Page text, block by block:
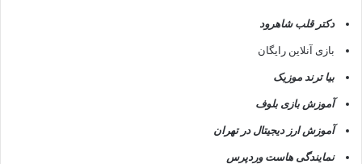
دکتر قلب شاهرود
بازی آنلاین رایگان
بیا ترند موزیک
آموزش بازی بلوف
آموزش ارز دیجیتال در تهران
نمایندگی هاست وردپرس